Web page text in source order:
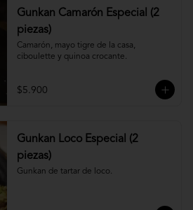
Gunkan Camarón Especial (2
piezas)
Camarón, mayo tigre de la casa,
ciboulette y quinoa crocante.
$5.900
Gunkan Loco Especial (2
piezas)
Gunkan de tartar de loco.